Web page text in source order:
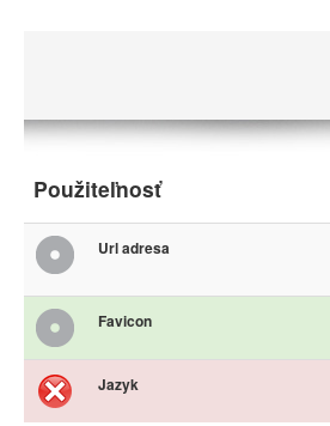
Použiteľnosť
Url adresa
Favicon
Jazyk